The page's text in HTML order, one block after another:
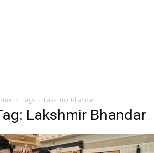
Tags Lakshmir Bhandar
Lakshmir Bhandar